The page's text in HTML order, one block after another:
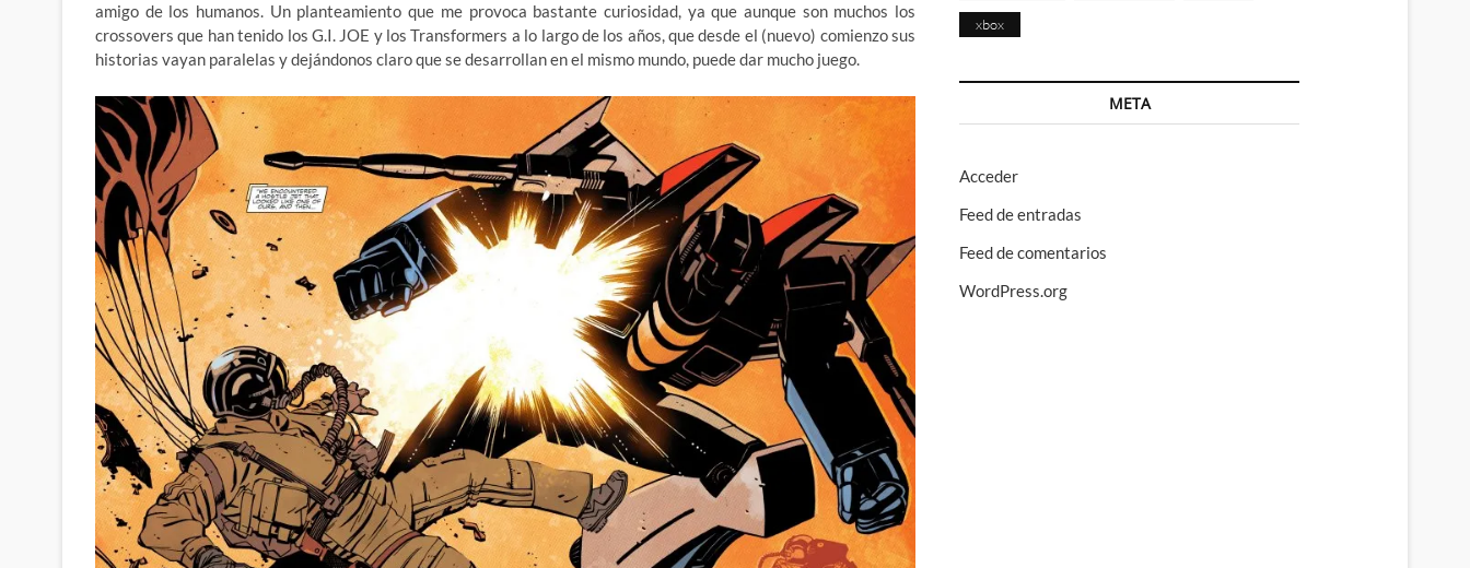
amigo de los humanos. Un planteamiento que me provoca bastante curiosidad, ya que aunque son muchos los
crossovers que han tenido los G.I. JOE y los Transformers a lo largo de los años, que desde el (nuevo) comienzo sus
historias vayan paralelas y dejándonos claro que se desarrollan en el mismo mundo, puede dar mucho juego.
xbox
META
Acceder
Feed de entradas
Feed de comentarios
WordPress.org